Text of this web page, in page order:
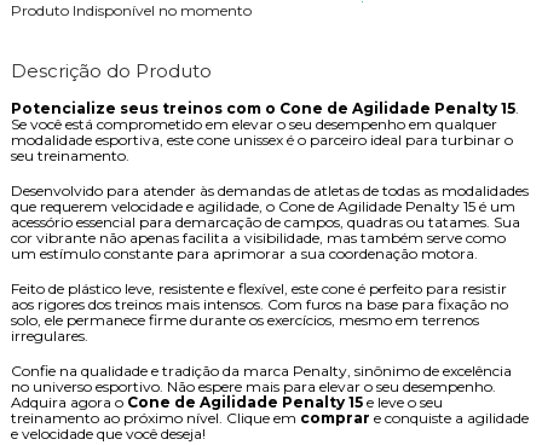
Produto Indisponível no momento
Descrição do Produto
Potencialize seus treinos com o Cone de Agilidade Penalty 15.
Se você está comprometido em elevar o seu desempenho em qualquer
modalidade esportiva, este cone unissex é o parceiro ideal para turbinar o
seu treinamento.
Desenvolvido para atender às demandas de atletas de todas as modalidades
que requerem velocidade e agilidade, o Cone de Agilidade Penalty 15 é um
acessório essencial para demarcação de campos, quadras ou tatames. Sua
cor vibrante não apenas facilita a visibilidade, mas também serve como
um estímulo constante para aprimorar a sua coordenação motora.
Feito de plástico leve, resistente e flexível, este cone é perfeito para resistir
aos rigores dos treinos mais intensos. Com furos na base para fixação no
solo, ele permanece firme durante os exercícios, mesmo em terrenos
irregulares.
Confie na qualidade e tradição da marca Penalty, sinônimo de excelência
no universo esportivo. Não espere mais para elevar o seu desempenho.
Adquira agora o Cone de Agilidade Penalty 15e leve o seu
treinamento ao próximo nível. Clique em comprar e conquiste a agilidade
e velocidade que você deseja!